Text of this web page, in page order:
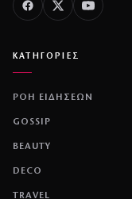
ΚΑΤΗΓΟΡΙΕΣ
ΡΟΗ ΕΙΔΗΣΕΩΝ
GOSSIP
BEAUTY
DECO
TRAVEL